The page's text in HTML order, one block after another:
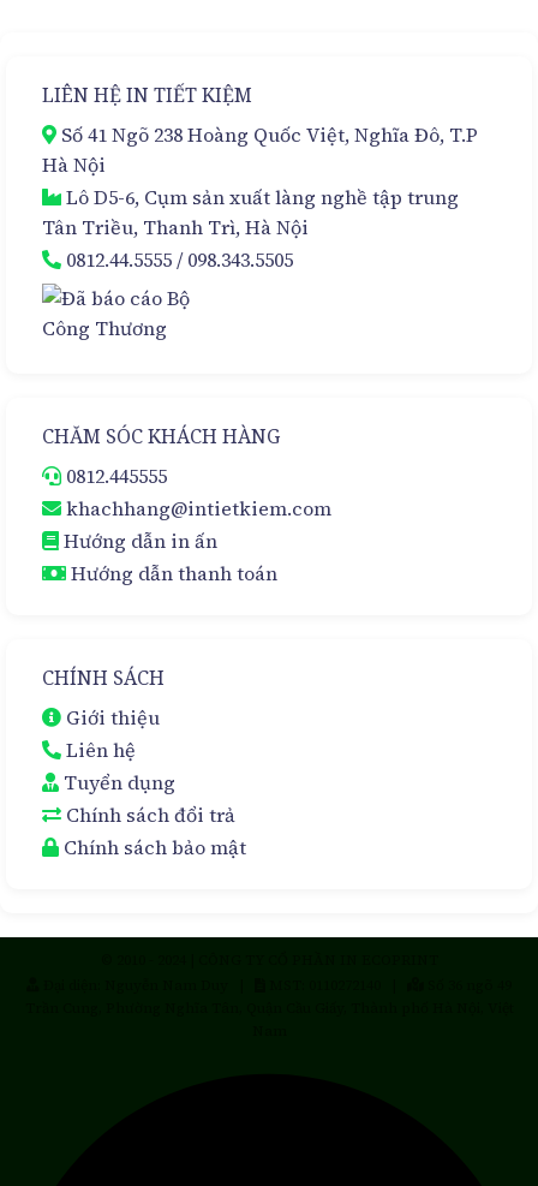
Hoàn
Cấp
LIÊN HỆ IN TIẾT KIỆM
Số 41 Ngõ 238 Hoàng Quốc Việt, Nghĩa Đô, T.P
Hà Nội
Lô D5-6, Cụm sản xuất làng nghề tập trung
Tân Triều, Thanh Trì, Hà Nội
0812.44.5555/098.343.5505
CHĂM SÓC KHÁCH HÀNG
0812.445555
khachhang@intietkiem.com
Hướng dẫn in ấn
Hướng dẫn thanh toán
CHÍNH SÁCH
Giới thiệu
Liên hệ
Tuyển dụng
Chính sách đổi trả
Chính sách bảo mật